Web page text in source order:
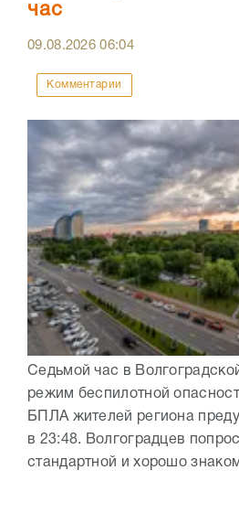
час
09.08.202606:04
Комментарии
Седьмой час в
режим беспилотной
БПЛА жителей региона
в 23:48. Волгоградцев
стандартной и хорошо